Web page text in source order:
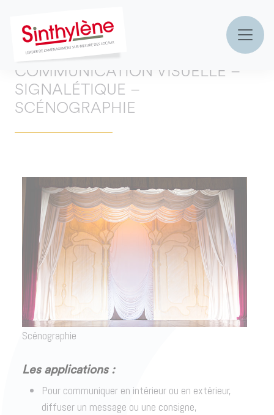
MAIN NAVIGATION
Communication visuelle –
Signalétique – Scénographie
COMMUNICATION VISUELLE –
SIGNALÉTIQUE –
SCÉNOGRAPHIE
Scénographie
Les applications :
Pour communiquer en intérieur ou en extérieur,
diffuser un message ou une consigne,